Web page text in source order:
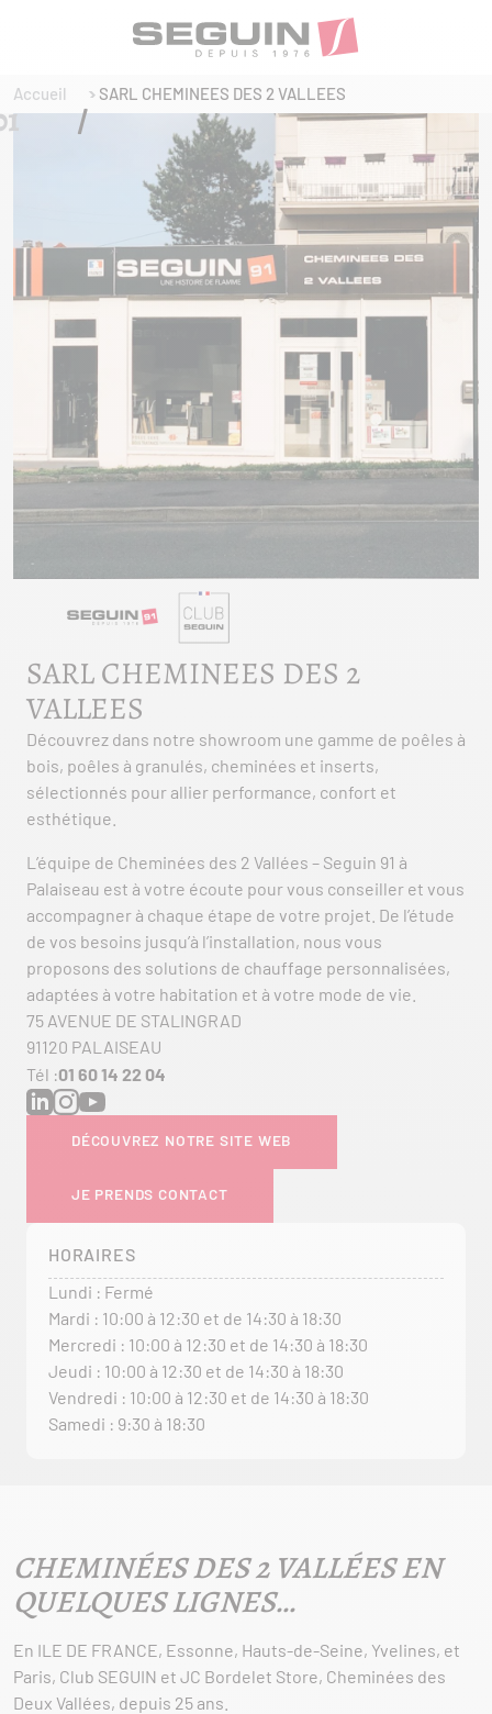
Accueil SARL CHEMINEES DES 2 VALLEES
SARL CHEMINEES DES 2
VALLEES
Découvrez dans notre showroom une gamme de poêles à
bois, poêles à granulés, cheminées et inserts,
sélectionnés pour allier performance, confort et
esthétique.
L’équipe de Cheminées des 2 Vallées – Seguin 91 à
Palaiseau est à votre écoute pour vous conseiller et vous
accompagner à chaque étape de votre projet. De l’étude
de vos besoins jusqu’à l’installation, nous vous
proposons des solutions de chauffage personnalisées,
adaptées à votre habitation et à votre mode de vie.
75 AVENUE DE STALINGRAD
91120 PALAISEAU
Tél :01 60 14 22 04
DÉCOUVREZ NOTRE SITE WEB
JE PRENDS CONTACT
HORAIRES
Lundi : Fermé
Mardi : 10:00 à 12:30 et de 14:30 à 18:30
Mercredi : 10:00 à 12:30 et de 14:30 à 18:30
Jeudi : 10:00 à 12:30 et de 14:30 à 18:30
Vendredi : 10:00 à 12:30 et de 14:30 à 18:30
Samedi : 9:30 à 18:30
CHEMINÉES DES 2 VALLÉES EN
QUELQUES LIGNES…
En ILE DE FRANCE, Essonne, Hauts-de-Seine, Yvelines, et
Paris, Club SEGUIN et JC Bordelet Store, Cheminées des
Deux Vallées, depuis 25 ans.